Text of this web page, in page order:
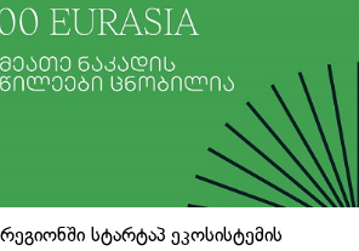
სტარტაპ ეკოსისტემის